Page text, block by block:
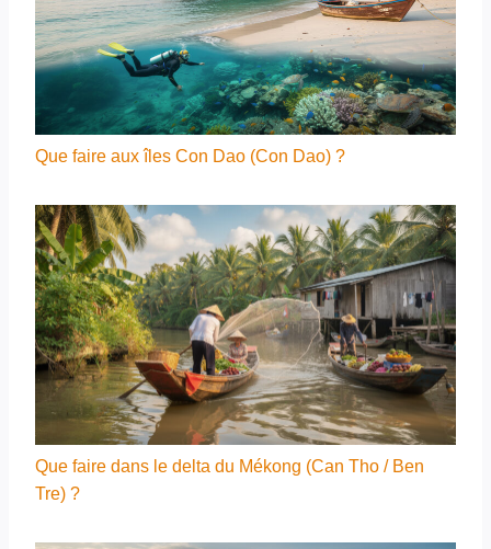
Que faire aux îles Con Dao (Con Dao) ?
Que faire dans le delta du Mékong (Can Tho / Ben
Tre) ?